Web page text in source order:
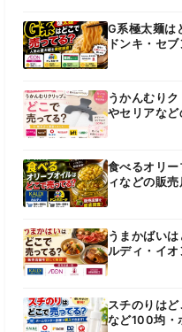
G系極太麺は
ドンキ・セ
うかんむり
やセリアな
食べるオリ
ィなどの販売
うまかばい
ルディ・イ
スチのりは
など100均・